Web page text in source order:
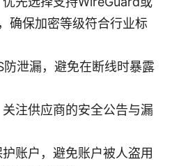
确保加密等级符合行业标
泄漏，避免在断线时暴露
注供应商的安全公告与漏
账户，避免账户被人盗用